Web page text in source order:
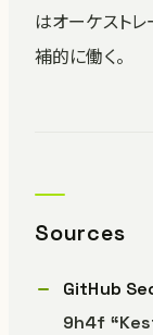
はオーケスト
補的に働く。
Sources
GitHub
9h4f